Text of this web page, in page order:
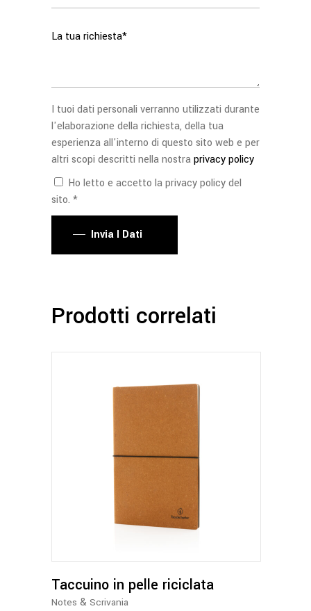
I tuoi dati personali verranno utilizzati durante
l'elaborazione della richiesta, della tua
esperienza all'interno di questo sito web e per
altri scopi descritti nella nostraprivacy policy
Ho letto e accetto la privacy policy del
sito. *
Invia I Dati
Prodotti correlati
varianti.
opzioni
possono
Taccuino in pelle riciclata
Notes & Scrivania